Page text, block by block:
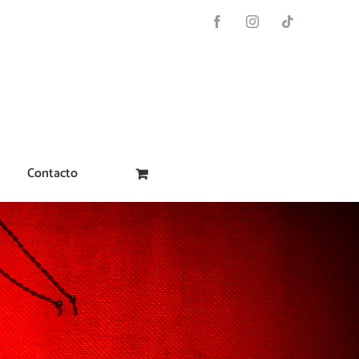
FacebookInstagramTiktok
Contacto